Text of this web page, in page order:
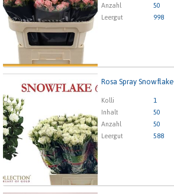
Anzahl
50
Leergut
998
1 2 3 4
Rosa Spray Snowflake
Kolli 1
Inhalt
50
Anzahl
50
Leergut
588
Rosa Spray Snowflake
x
1 2 3 4